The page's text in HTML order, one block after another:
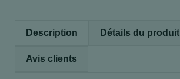
Description Détails du produit
Avis clients